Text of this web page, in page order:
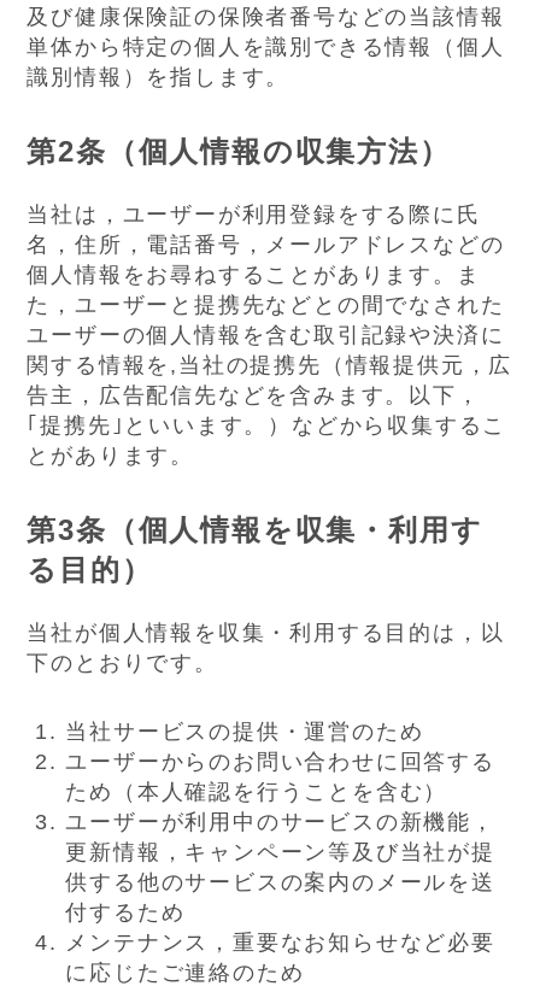
及び健康保険証の保険者番号などの当該情報
単体から特定の個人を識別できる情報（個人
識別情報）を指します。
第2条（個人情報の収集方法）
当社は，ユーザーが利用登録をする際に氏
名，住所，電話番号，メールアドレスなどの
個人情報をお尋ねすることがあります。ま
た，ユーザーと提携先などとの間でなされた
ユーザーの個人情報を含む取引記録や決済に
関する情報を,当社の提携先（情報提供元，広
告主，広告配信先などを含みます。以下，
｢提携先｣といいます。）などから収集するこ
とがあります。
第3条（個人情報を収集・利用す
る目的）
当社が個人情報を収集・利用する目的は，以
下のとおりです。
当社サービスの提供・運営のため
ユーザーからのお問い合わせに回答する
ため（本人確認を行うことを含む）
ユーザーが利用中のサービスの新機能，
更新情報，キャンペーン等及び当社が提
供する他のサービスの案内のメールを送
付するため
メンテナンス，重要なお知らせなど必要
に応じたご連絡のため